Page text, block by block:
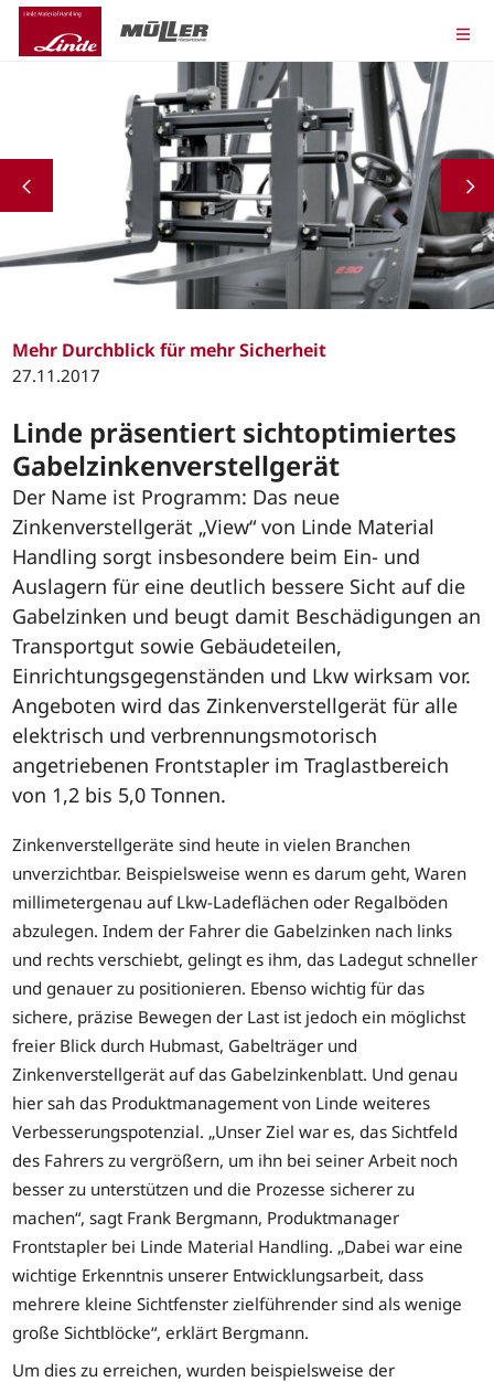
Mehr Durchblick für mehr Sicherheit
27.11.2017
Linde präsentiert sichtoptimiertes
Gabelzinkenverstellgerät
Der Name ist Programm: Das neue
Zinkenverstellgerät „View“ von Linde Material
Handling sorgt insbesondere beim Ein- und
Auslagern für eine deutlich bessere Sicht auf die
Gabelzinken und beugt damit Beschädigungen an
Transportgut sowie Gebäudeteilen,
Einrichtungsgegenständen und Lkw wirksam vor.
Angeboten wird das Zinkenverstellgerät für alle
elektrisch und verbrennungsmotorisch
angetriebenen Frontstapler im Traglastbereich
von 1,2 bis 5,0 Tonnen.
Zinkenverstellgeräte sind heute in vielen Branchen
unverzichtbar. Beispielsweise wenn es darum geht, Waren
millimetergenau auf Lkw-Ladeflächen oder Regalböden
abzulegen. Indem der Fahrer die Gabelzinken nach links
und rechts verschiebt, gelingt es ihm, das Ladegut schneller
und genauer zu positionieren. Ebenso wichtig für das
sichere, präzise Bewegen der Last ist jedoch ein möglichst
freier Blick durch Hubmast, Gabelträger und
Zinkenverstellgerät auf das Gabelzinkenblatt. Und genau
hier sah das Produktmanagement von Linde weiteres
Verbesserungspotenzial. „Unser Ziel war es, das Sichtfeld
des Fahrers zu vergrößern, um ihn bei seiner Arbeit noch
besser zu unterstützen und die Prozesse sicherer zu
machen“, sagt Frank Bergmann, Produktmanager
Frontstapler bei Linde Material Handling. „Dabei war eine
wichtige Erkenntnis unserer Entwicklungsarbeit, dass
mehrere kleine Sichtfenster zielführender sind als wenige
große Sichtblöcke“, erklärt Bergmann.
Um dies zu erreichen, wurden beispielsweise der